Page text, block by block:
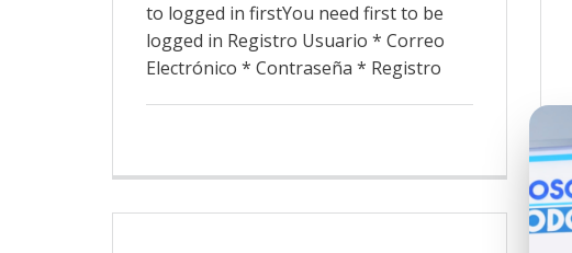
to logged in firstYou need first to be
logged in Registro Usuario * Correo
Electrónico * Contraseña * Registro